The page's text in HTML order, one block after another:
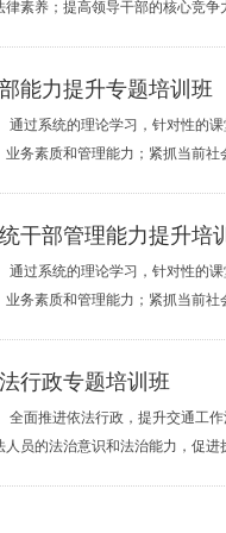
律素养；提高领导干部的核心竞
能力提升专题培训班
通过系统的理论学习，针对性的
业务素质和管理能力；紧抓当前
干部管理能力提升培
通过系统的理论学习，针对性的
业务素质和管理能力；紧抓当前
行政专题培训班
全面推进依法行政，提升交通工
人员的法治意识和法治能力，促